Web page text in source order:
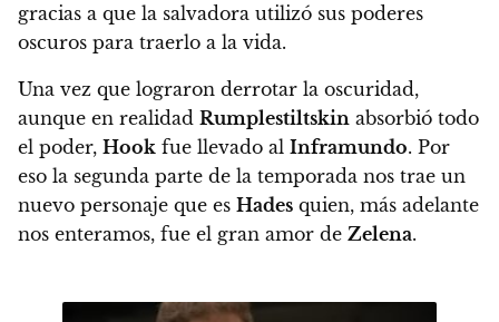
gracias a que la salvadora utilizó sus poderes
oscuros para traerlo a la vida.
Una vez que lograron derrotar la oscuridad,
aunque en realidad Rumplestiltskin absorbió todo
el poder, Hook fue llevado al Inframundo. Por
eso la segunda parte de la temporada nos trae un
nuevo personaje que es Hades quien, más adelante
nos enteramos, fue el gran amor de Zelena.